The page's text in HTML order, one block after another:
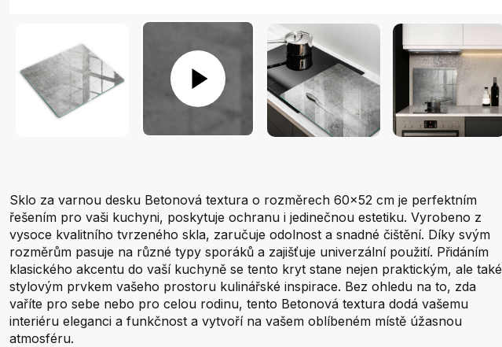
Sklo za varnou desku Betonová textura o rozměrech 60x52 cm je perfektním
řešením pro vaši kuchyni, poskytuje ochranu i jedinečnou estetiku. Vyrobeno z
vysoce kvalitního tvrzeného skla, zaručuje odolnost a snadné čištění. Díky svým
rozměrům pasuje na různé typy sporáků a zajišťuje univerzální použití. Přidáním
klasického akcentu do vaší kuchyně se tento kryt stane nejen praktickým, ale také
stylovým prvkem vašeho prostoru kulinářské inspirace. Bez ohledu na to, zda
vaříte pro sebe nebo pro celou rodinu, tento Betonová textura dodá vašemu
interiéru eleganci a funkčnost a vytvoří na vašem oblíbeném místě úžasnou
atmosféru.